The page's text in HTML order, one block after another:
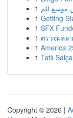
1
1 Getting
1 SFX
1 ตรวจผลห
1 America
1 Tatlı
Copyright © 2026 |